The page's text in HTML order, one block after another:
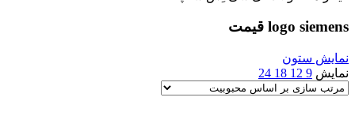
logo siemens قیمت
نمایش ستون
نمایش 9
12
18
24